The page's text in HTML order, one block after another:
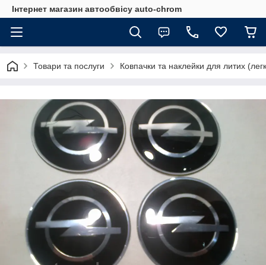
Інтернет магазин автообвісу auto-chrom
Товари та послуги Ковпачки та наклейки для литих